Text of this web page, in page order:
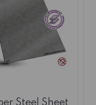
Steel Sheet